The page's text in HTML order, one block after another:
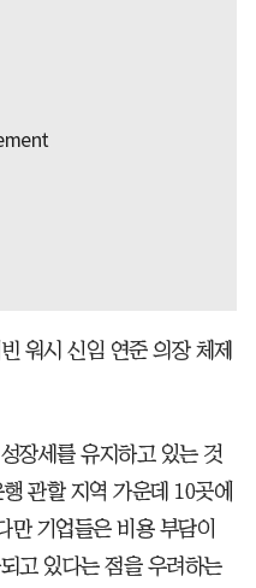
워시 신임 연준 의장 체제
장세를 유지하고 있는 것
관할 지역 가운데 10곳에
만 기업들은 비용 부담이
고 있다는 점을 우려하는